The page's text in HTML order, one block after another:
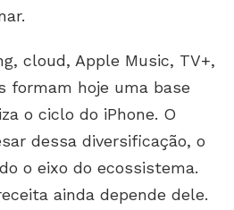
cloud, Apple Music, TV+,
formam hoje uma base
o ciclo do iPhone. O
dessa diversificação, o
o eixo do ecossistema.
ainda depende dele.